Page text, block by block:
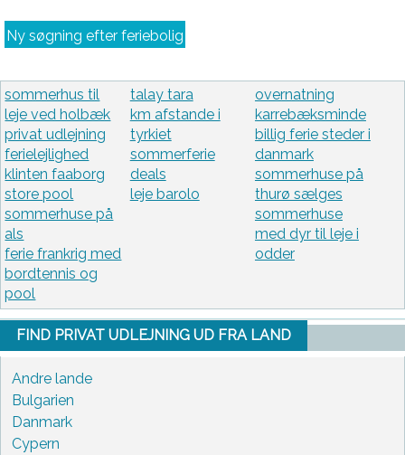
Ny søgning efter feriebolig
sommerhus til
leje ved holbæk
privat udlejning
ferielejlighed
klinten faaborg
store pool
sommerhuse på
als
ferie frankrig med
bordtennis og
pool
talay tara
km afstande i
tyrkiet
sommerferie
deals
leje barolo
overnatning
karrebæksminde
billig ferie steder i
danmark
sommerhuse på
thurø sælges
sommerhuse
med dyr til leje i
odder
FIND PRIVAT UDLEJNING UD FRA LAND
Andre lande
Bulgarien
Danmark
Cypern